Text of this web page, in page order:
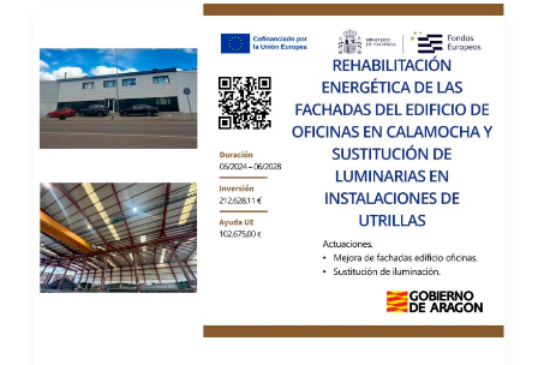
INSTALACIONES
EN
INDUSTRIA
DE
PREFABRICADOS
DE
HORMIGÓN.